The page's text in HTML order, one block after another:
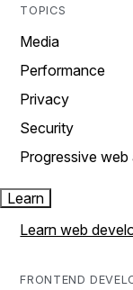
TOPICS
Media
Performance
Privacy
Security
Progressive web
Learn
Learn web
FRONTEND